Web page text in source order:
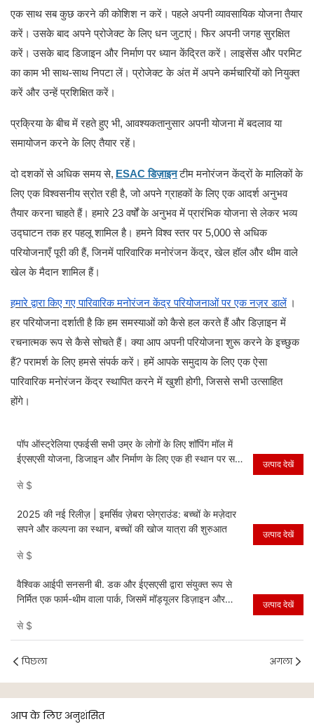
एक साथ सब कुछ करने की कोशिश न करें। पहले अपनी व्यावसायिक योजना तैयार
करें। उसके बाद अपने प्रोजेक्ट के लिए धन जुटाएं। फिर अपनी जगह सुरक्षित
करें। उसके बाद डिजाइन और निर्माण पर ध्यान केंद्रित करें। लाइसेंस और परमिट
का काम भी साथ-साथ निपटा लें। प्रोजेक्ट के अंत में अपने कर्मचारियों को नियुक्त
करें और उन्हें प्रशिक्षित करें।
प्रक्रिया के बीच में रहते हुए भी, आवश्यकतानुसार अपनी योजना में बदलाव या
समायोजन करने के लिए तैयार रहें।
दो दशकों से अधिक समय से, ESAC डिज़ाइनटीम मनोरंजन केंद्रों के मालिकों के
लिए एक विश्वसनीय स्रोत रही है, जो अपने ग्राहकों के लिए एक आदर्श अनुभव
तैयार करना चाहते हैं। हमारे 23 वर्षों के अनुभव में प्रारंभिक योजना से लेकर भव्य
उद्घाटन तक हर पहलू शामिल है। हमने विश्व स्तर पर 5,000 से अधिक
परियोजनाएँ पूरी की हैं, जिनमें पारिवारिक मनोरंजन केंद्र, खेल हॉल और थीम वाले
खेल के मैदान शामिल हैं।
हमारे द्वारा किए गए पारिवारिक मनोरंजन केंद्र परियोजनाओं पर एक नज़र डालें ।
हर परियोजना दर्शाती है कि हम समस्याओं को कैसे हल करते हैं और डिज़ाइन में
रचनात्मक रूप से कैसे सोचते हैं। क्या आप अपनी परियोजना शुरू करने के इच्छुक
हैं? परामर्श के लिए हमसे संपर्क करें। हमें आपके समुदाय के लिए एक ऐसा
पारिवारिक मनोरंजन केंद्र स्थापित करने में खुशी होगी, जिससे सभी उत्साहित
होंगे।
पॉप ऑस्ट्रेलिया एफईसी सभी उम्र के लोगों के लिए शॉपिंग मॉल में
ईएसएसी योजना, डिजाइन और निर्माण के लिए एक ही स्थान पर सभी
से $
उत्पाद देखें
2025 की नई रिलीज़ | इमर्सिव ज़ेबरा प्लेग्राउंड: बच्चों के मज़ेदार
सपने और कल्पना का स्थान, बच्चों की खोज यात्रा की शुरुआत
से $
उत्पाद देखें
वैश्विक आईपी सनसनी बी. डक और ईएसएसी द्वारा संयुक्त रूप से
निर्मित एक फार्म-थीम वाला पार्क, जिसमें मॉड्यूलर डिज़ाइन और
से $
उत्पाद देखें
पिछला अगला
आप के लिए अनुशंसित